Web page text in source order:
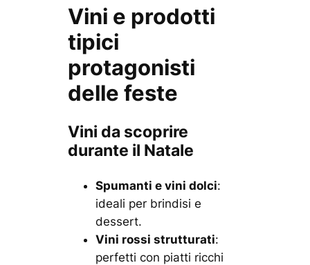
Vini e prodotti
tipici
protagonisti
delle feste
Vini da scoprire
durante il Natale
Spumanti e vini dolci:
ideali per brindisi e
dessert.
Vini rossi strutturati:
perfetti con piatti ricchi